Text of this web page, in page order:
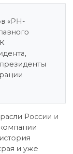
«РН-
России и
и уже